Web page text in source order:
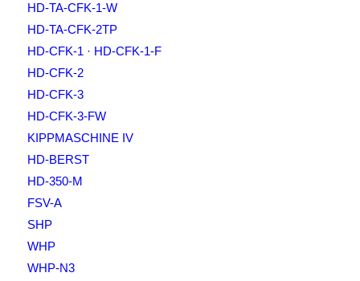
HD-TA-CFK-1-W
HD-TA-CFK-2TP
HD-CFK-1 · HD-CFK-1-F
HD-CFK-2
HD-CFK-3
HD-CFK-3-FW
KIPPMASCHINE IV
HD-BERST
HD-350-M
FSV-A
SHP
WHP
WHP-N3